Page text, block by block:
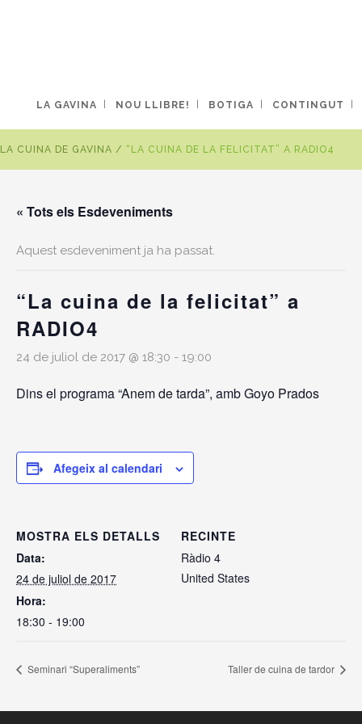
LA GAVINA NOU LLIBRE! BOTIGA CONTINGUT
LA CUINA DE GAVINA / “LA CUINA DE LA FELICITAT” A RADIO4
« Tots els Esdeveniments
Aquest esdeveniment ja ha passat.
“La cuina de la felicitat” a
RADIO4
24 de juliol de 2017 @ 18:30 - 19:00
Dins el programa “Anem de tarda”, amb Goyo Prados
Afegeix al calendari
MOSTRA ELS DETALLS
Data:
24 de juliol de 2017
Hora:
18:30 - 19:00
RECINTE
Ràdio 4
United States
Seminari “Superaliments” Taller de cuina de tardor